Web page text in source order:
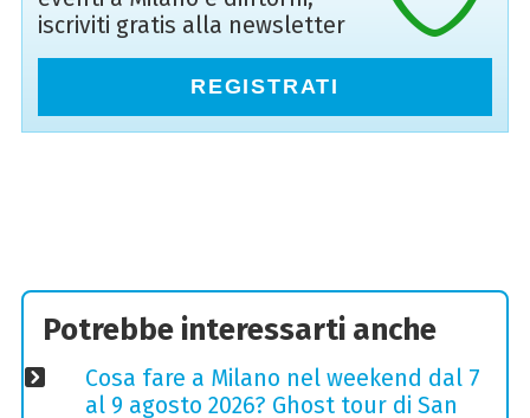
iscriviti gratis alla newsletter
REGISTRATI
Potrebbe interessarti anche
Cosa fare a Milano nel weekend dal 7
al 9 agosto 2026? Ghost tour di San